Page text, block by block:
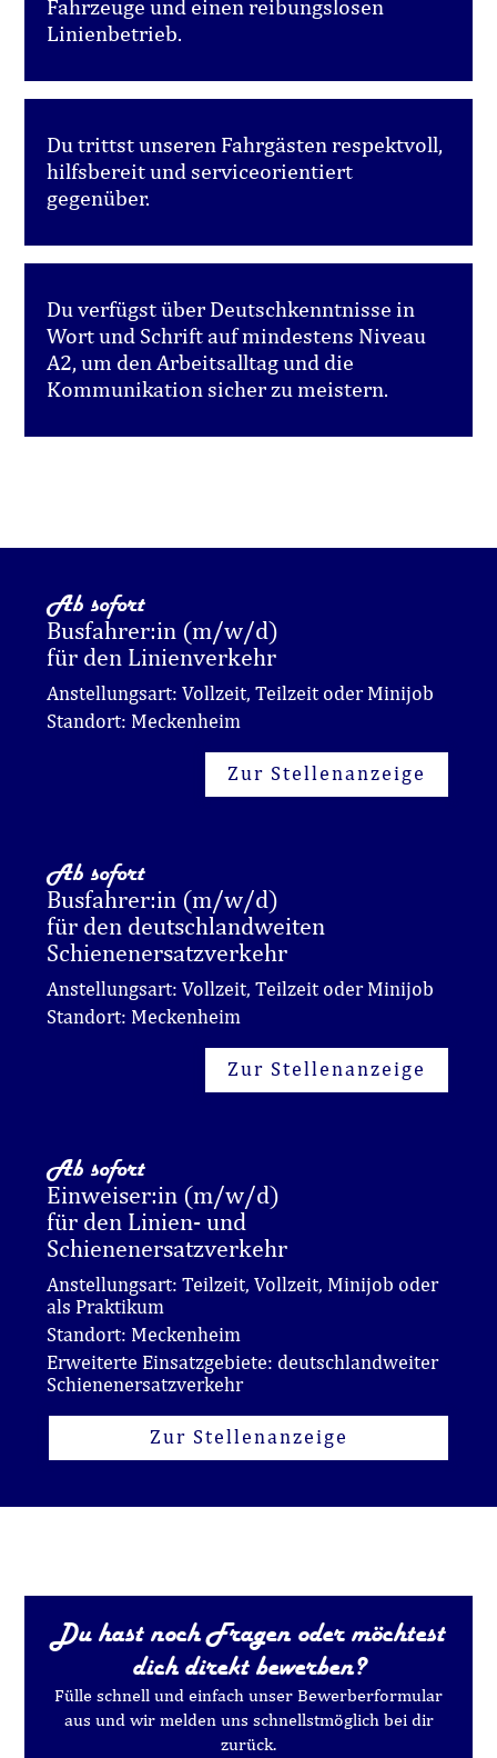
Fahrzeuge und einen reibungslosen
Linienbetrieb.
Du trittst unseren Fahrgästen respektvoll,
hilfsbereit und serviceorientiert
gegenüber.
Du verfügst über Deutschkenntnisse in
Wort und Schrift auf mindestens Niveau
A2, um den Arbeitsalltag und die
Kommunikation sicher zu meistern.
Ab sofort
Busfahrer:in (m/w/d)
für den Linienverkehr
Anstellungsart: Vollzeit, Teilzeit oder Minijob
Standort: Meckenheim
Zur Stellenanzeige
Ab sofort
Busfahrer:in (m/w/d)
für den deutschlandweiten
Schienenersatzverkehr
Anstellungsart: Vollzeit, Teilzeit oder Minijob
Standort: Meckenheim
Zur Stellenanzeige
Ab sofort
Einweiser:in (m/w/d)
für den Linien- und
Schienenersatzverkehr
Anstellungsart: Teilzeit, Vollzeit, Minijob oder
als Praktikum
Standort: Meckenheim
Erweiterte Einsatzgebiete: deutschlandweiter
Schienenersatzverkehr
Zur Stellenanzeige
Du hast noch Fragen oder möchtest
dich direkt bewerben?
Fülle schnell und einfach unser Bewerberformular
aus und wir melden uns schnellstmöglich bei dir
zurück.